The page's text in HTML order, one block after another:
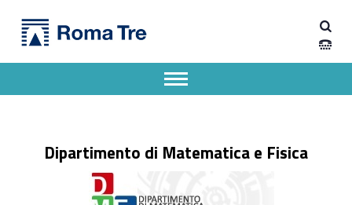
Scambio di sguardi. Approccio pedagogico e pratiche didattiche per costruire un curriculum STEAM nella scuola secondaria di II grado - Dipartimento di Matematica e Fisica
Dipartimento di Matematica e Fisica dell'Università degli Studi Roma Tre
Dipartimento di Matematica e Fisica
Apri il menu secondario
Header info sidebar